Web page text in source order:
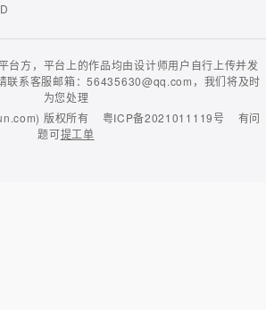
台方，平台上的作品均由设计师用户自行上传并发
联系客服邮箱：56435630@qq.com，我们将及时
为您处理
版权所有 粤ICP备2021011119号
有问
题可提工单